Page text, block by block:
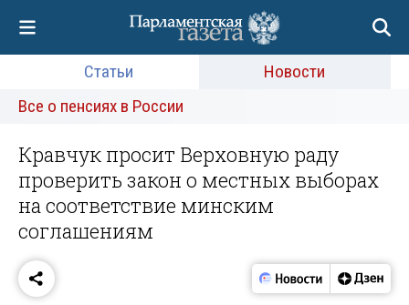
Статьи
Новости
Все о пенсиях в России
Кравчук просит Верховную раду
проверить закон о местных выборах
на соответствие минским
соглашениям